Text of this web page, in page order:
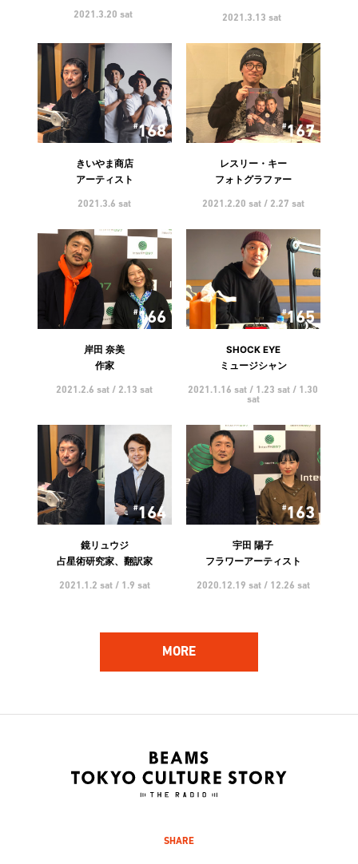
2021.3.20 sat 2021.3.13 sat
168
きいやま商店
アーティスト
2021.3.6 sat
167
レスリー・キー
フォトグラファー
2021.2.20 sat / 2.27 sat
166
岸田 奈美
作家
2021.2.6 sat / 2.13 sat
165
SHOCK EYE
ミュージシャン
2021.1.16 sat / 1.23 sat / 1.30
sat
164
鏡リュウジ
占星術研究家、翻訳家
2021.1.2 sat / 1.9 sat
163
宇田 陽子
フラワーアーティスト
2020.12.19 sat / 12.26 sat
2020.12.5 sat / 12.12 sat
2020.11.21 sat / 11.28 sat
MORE
SHARE